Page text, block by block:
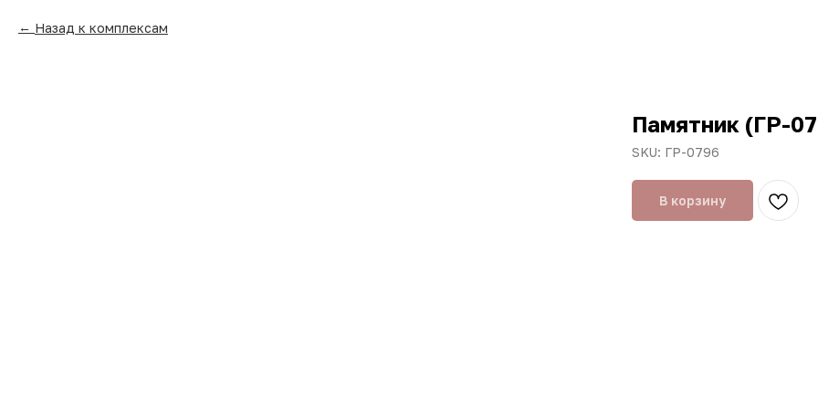
Назад к комплексам
Памятник (ГР-
SKU: ГР-0796
В корзину